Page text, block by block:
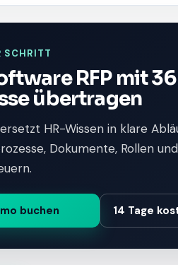
SCHRITT
RFP mit
übertragen
HR-Wissen in klare
Dokumente, Rollen
buchen 14 Tage